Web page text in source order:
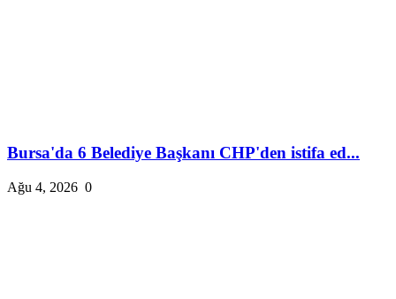
Bursa'da 6 Belediye Başkanı CHP'den istifa ed...
Ağu 4, 2026 0